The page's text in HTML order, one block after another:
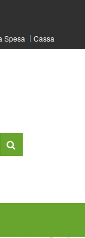
Spesa Cassa